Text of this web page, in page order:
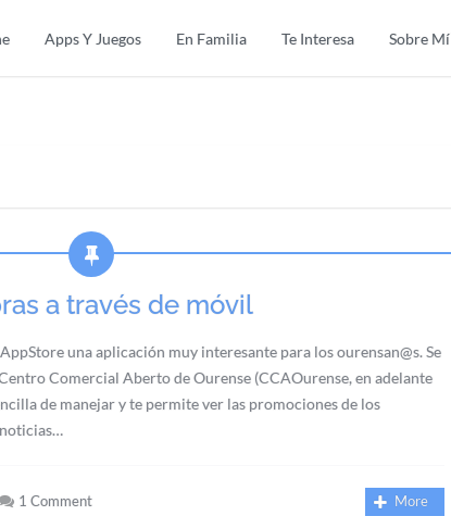
Apps Y Juegos En Familia Te Interesa Sobre Mí
a través de móvil
una aplicación muy interesante para los ourensan@s. Se
Comercial Aberto de Ourense (CCAOurense, en adelante
de manejar y te permite ver las promociones de los
1 Comment More